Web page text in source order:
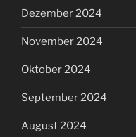
Dezember 2024
November 2024
Oktober 2024
September 2024
August 2024